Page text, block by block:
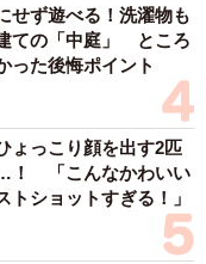
せず遊べる！洗濯物も
ての「中庭」 ところ
た後悔ポイント
ょっこり顔を出す2匹
！ 「こんなかわいい
ショットすぎる！」